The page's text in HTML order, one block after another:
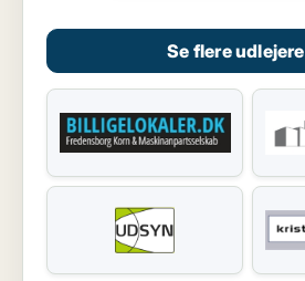
Se flere udlejere